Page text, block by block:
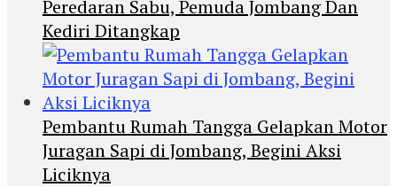
Peredaran Sabu, Pemuda Jombang Dan
Kediri Ditangkap
Pembantu Rumah Tangga Gelapkan Motor
Juragan Sapi di Jombang, Begini Aksi
Liciknya